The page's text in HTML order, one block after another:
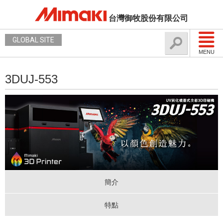
台灣御牧股份有限公司
MENU
GLOBAL SITE
3DUJ-553
簡介
特點